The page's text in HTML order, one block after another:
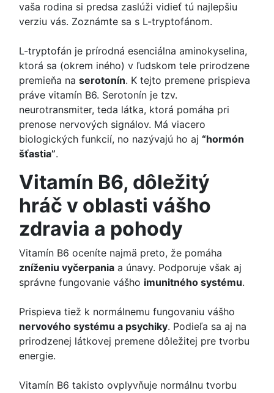
vaša rodina si predsa zaslúži vidieť tú najlepšiu
verziu vás. Zoznámte sa s L-tryptofánom.
L-tryptofán je prírodná esenciálna aminokyselina,
ktorá sa (okrem iného) v ľudskom tele prirodzene
premieňa na serotonín. K tejto premene prispieva
práve vitamín B6. Serotonín je tzv.
neurotransmiter, teda látka, ktorá pomáha pri
prenose nervových signálov. Má viacero
biologických funkcií, no nazývajú ho aj “hormón
šťastia”.
Vitamín B6, dôležitý
hráč v oblasti vášho
zdravia a pohody
Vitamín B6 oceníte najmä preto, že pomáha
zníženiu vyčerpania a únavy. Podporuje však aj
správne fungovanie vášho imunitného systému.
Prispieva tiež k normálnemu fungovaniu vášho
nervového systému a psychiky. Podieľa sa aj na
prirodzenej látkovej premene dôležitej pre tvorbu
energie.
Vitamín B6 takisto ovplyvňuje normálnu tvorbu